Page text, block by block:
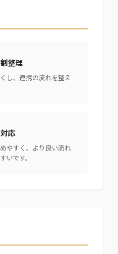
整理
し、連携の流れを整え
応
やすく、より良い流れ
いです。